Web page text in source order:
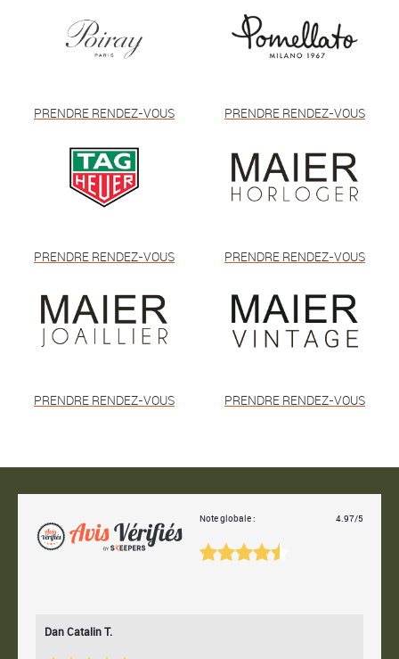
PRENDRE RENDEZ-VOUS PRENDRE RENDEZ-VOUS
PRENDRE RENDEZ-VOUS PRENDRE RENDEZ-VOUS
PRENDRE RENDEZ-VOUS PRENDRE RENDEZ-VOUS
Note globale : 4.97/5
Dan Catalin T.